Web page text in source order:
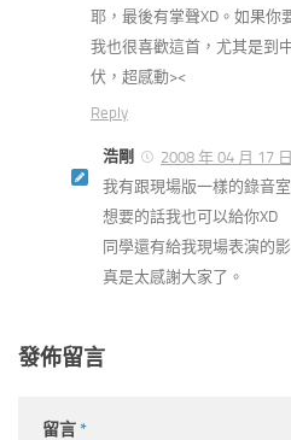
耶，最後有掌聲XD。如果你
我也很喜歡這首，尤其是到
伏，超感動><
Reply
浩剛
2008 年 04 月 17
我有跟現場版一樣的錄音室
想要的話我也可以給你XD
同學還有給我現場表演的影
真是太感謝大家了。
發佈留言
留言*